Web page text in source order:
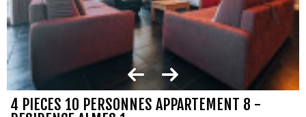
4 PIECES 10 PERSONNES APPARTEMENT 8 -